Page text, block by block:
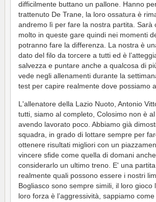
difficilmente buttano un pallone. Hanno
trattenuto De Trane, la loro ossatura è
andremo lì per fare la nostra partita. Sarà
molto in queste gare quindi nei momenti
potranno fare la differenza. La nostra è
dato del filo da torcere a tutti ed è
salvezza e puntare anche a qualcosa di
vede negli allenamenti durante la
test per capire realmente dove possiamo
L'allenatore della Lazio Nuoto, Antonio
tutti, siamo al completo, Colosimo non è
avendo lavorato poco. Abbiamo già
squadra, in grado di lottare sempre per
ottenere risultati migliori con un
vincere sfide come quella di domani
considerarlo un ultimo treno. E' una
realmente quali possono essere i nostri
Bogliasco sono sempre simili, il loro
loro forza è l’aggressività, sappiamo